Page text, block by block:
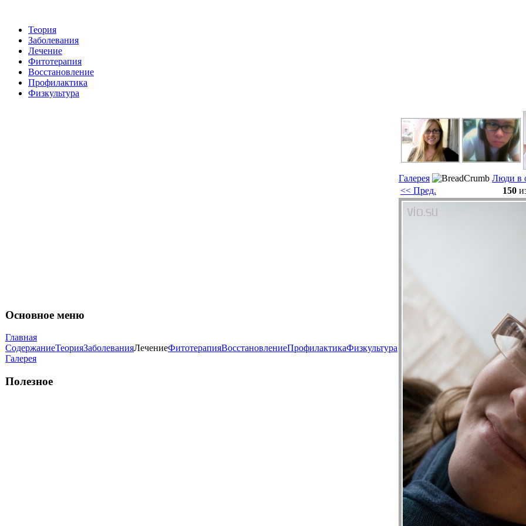
Теория
Заболевания
Лечение
Фитотерапия
Восстановление
Пpoфилактикa
Физкультура
Основное меню
Главная
СодержаниеТеорияЗаболеванияЛечениеФитотерапияВосстановлениеПpoфилактикaФизкультура
Галерея
Полезное
Галерея
Люди в
<< Пред.
150